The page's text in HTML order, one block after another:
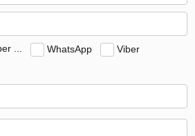
... WhatsApp
Viber